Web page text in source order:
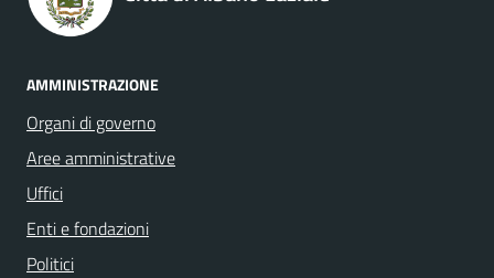
AMMINISTRAZIONE
Organi di governo
Aree amministrative
Uffici
Enti e fondazioni
Politici